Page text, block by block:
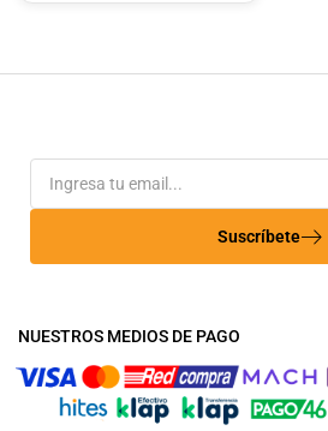
Suscríbete
NUESTROS MEDIOS DE PAGO